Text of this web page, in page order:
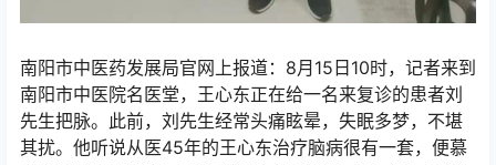
南阳市中医药发展局官网上报道：8月15日10时，记者来到
南阳市中医院名医堂，王心东正在给一名来复诊的患者刘
先生把脉。此前，刘先生经常头痛眩晕，失眠多梦，不堪
其扰。他听说从医45年的王心东治疗脑病很有一套，便慕